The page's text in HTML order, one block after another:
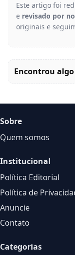
Este artigo foi
e revisado por
originais e
Encontrou
Sobre
Quem somos
Institucional
Política Editorial
Política de
Anuncie
Contato
Categorias